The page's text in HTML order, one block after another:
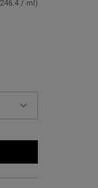
/ ml)
してください
イン コンセントレ